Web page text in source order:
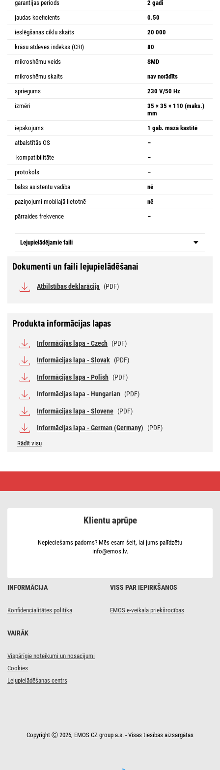
garantijas periods
2 gadi
jaudas koeficients
0.50
ieslēgšanas ciklu skaits
20 000
krāsu atdeves indekss (CRI)
80
mikroshēmu veids
SMD
mikroshēmu skaits
nav norādīts
spriegums
230 V/50 Hz
izmēri
35 × 35 × 110 (maks.)
mm
iepakojums
1 gab. mazā kastītē
atbalstītās OS
–
kompatibilitāte
–
protokols
–
balss asistentu vadība
nē
paziņojumi mobilajā lietotnē
nē
pārraides frekvence
–
Lejupielādējamie faili
Dokumenti un faili lejupielādēšanai
Atbilstības deklarācija (PDF)
Produkta informācijas lapas
Informācijas lapa - Czech (PDF)
Informācijas lapa - Slovak (PDF)
Informācijas lapa - Polish (PDF)
Informācijas lapa - Hungarian (PDF)
Informācijas lapa - Slovene (PDF)
Informācijas lapa - German (Germany) (PDF)
Rādīt visu
Basic
baltaINFORMĀCIJA
Konfidencialitātes politika
VISS PAR IEPIRKŠANOS
EMOS e-veikala priekšrocības
VAIRĀK
Vispārīgie noteikumi un nosacījumi
Cookies
Lejupielādēšanas centrs
Klientu aprūpe
Nepieciešams padoms? Mēs esam šeit, lai jums palīdzētu
info@emos.lv.
Copyright Ⓒ 2026, EMOS CZ group a.s. - Visas tiesības aizsargātas